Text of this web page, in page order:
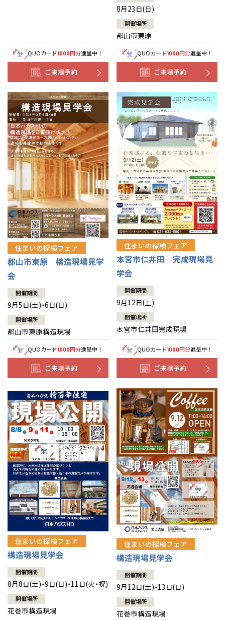
QUOカード1000円分進呈中！
ご来場予約
8月23日(日)
開催場所
郡山市東原
QUOカード1000円分進呈中！
ご来場予約
住まいの探検フェア
郡山市東原 構造現場見学
会
開催期間
9月5日(土)・6日(日)
開催場所
郡山市東原構造現場
QUOカード1000円分進呈中！
ご来場予約
住まいの探検フェア
本宮市仁井田 完成現場見
学会
開催期間
9月12日(土)
開催場所
本宮市仁井田完成現場
QUOカード1000円分進呈中！
ご来場予約
住まいの探検フェア
構造現場見学会
開催期間
8月8日(土)・9日(日)・11日(火・祝)
開催場所
花巻市構造現場
住まいの探検フェア
構造現場見学会
開催期間
9月12日(土)・13日(日)
開催場所
花巻市構造現場